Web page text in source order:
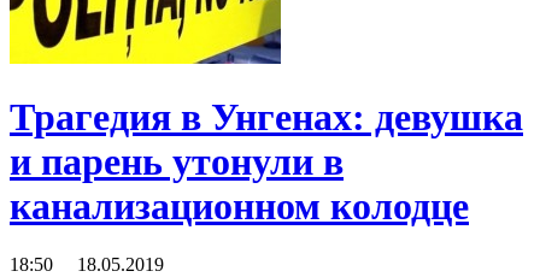
Трагедия в Унгенах: девушка
и парень утонули в
канализационном колодце
18:50 18.05.2019